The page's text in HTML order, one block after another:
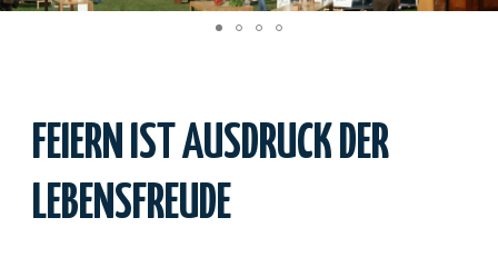
FEIERN IST AUSDRUCK DER
LEBENSFREUDE